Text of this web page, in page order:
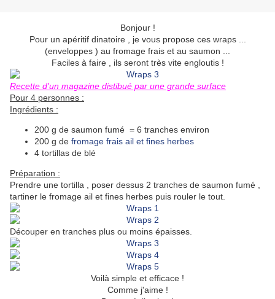
Bonjour !
Pour un apéritif dinatoire , je vous propose ces wraps ...
(enveloppes ) au fromage frais et au saumon ...
Faciles à faire , ils seront très vite engloutis !
Recette d'un magazine distibué par une grande surface
Pour 4 personnes :
Ingrédients :
200 g de saumon fumé = 6 tranches environ
200 g de fromage frais ail et fines herbes
4 tortillas de blé
Préparation :
Prendre une tortilla , poser dessus 2 tranches de saumon fumé ,
tartiner le fromage ail et fines herbes puis rouler le tout.
Découper en tranches plus ou moins épaisses.
Voilà simple et efficace !
Comme j'aime !